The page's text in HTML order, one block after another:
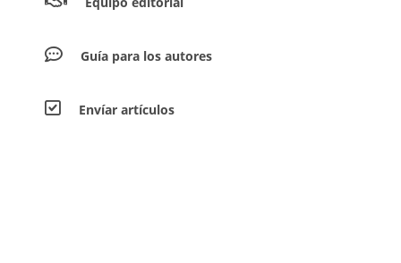
Guía para los autores
Envíar artículos